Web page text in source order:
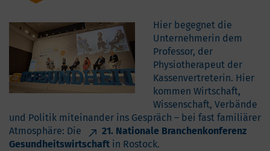
Hier begegnet die
Unternehmerin dem
Professor, der
Physiotherapeut der
Kassenvertreterin. Hier
kommen Wirtschaft,
Wissenschaft, Verbände
und Politik miteinander ins Gespräch – bei fast familiärer
Atmosphäre: Die
21. Nationale Branchenkonferenz
Gesundheitswirtschaft in Rostock.